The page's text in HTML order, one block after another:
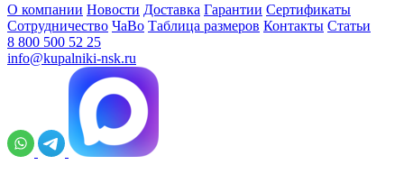
О компании Новости Доставка Гарантии Сертификаты
Сотрудничество ЧаВо Таблица размеров Контакты Статьи
8 800 500 52 25
info@kupalniki-nsk.ru